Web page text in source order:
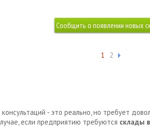
1 2
- это реально, но требует
если предприятию требуются склады